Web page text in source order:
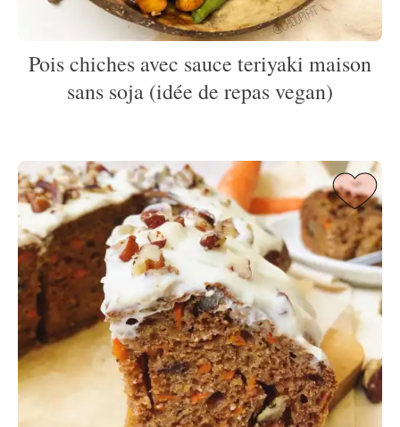
Pois chiches avec sauce teriyaki maison
sans soja (idée de repas vegan)